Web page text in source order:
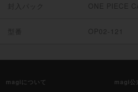
封入パック ONE PIECE
型番 OP02-121
magiについて magi公